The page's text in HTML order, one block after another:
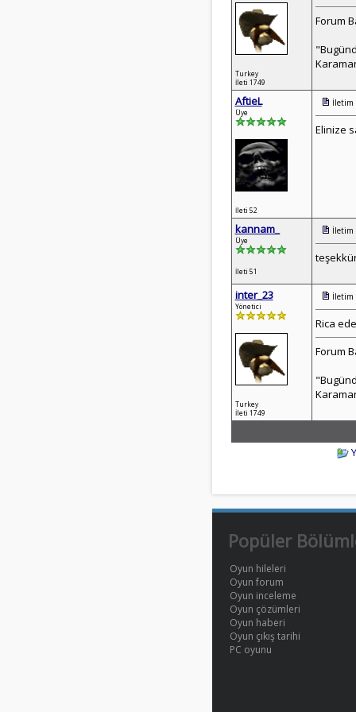
Turkey
İleti 1749
Forum
AftieL
Üye
İleti 52
Elinize
kannam_
Üye
İleti 51
inter_23
Yönetici
Turkey
İleti 1749
Rica
Forum
Popüler
Oyun hileleri
Oyun forum
Oyun inceleme
Oyun çözümleri
Oyun haberi
Oyun çıkış tarihi
PC oyunu